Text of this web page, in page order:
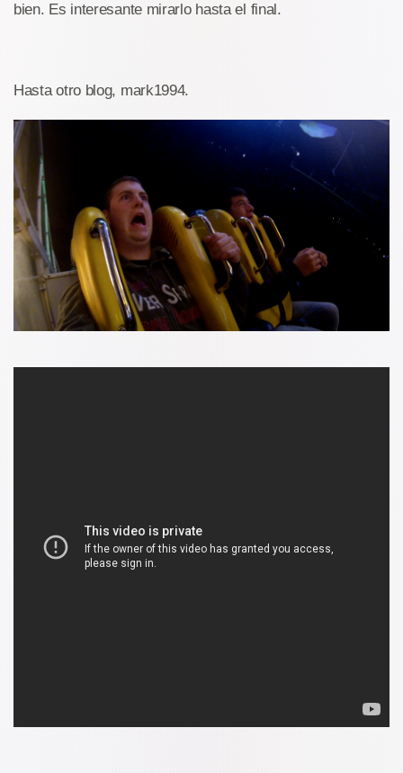
bien. Es interesante mirarlo hasta el final.
Hasta otro blog, mark1994.